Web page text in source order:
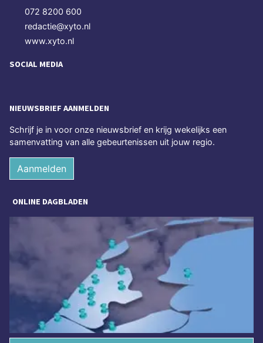
072 8200 600
redactie@xyto.nl
www.xyto.nl
SOCIAL MEDIA
NIEUWSBRIEF AANMELDEN
Schrijf je in voor onze nieuwsbrief en krijg wekelijks een
samenvatting van alle gebeurtenissen uit jouw regio.
Aanmelden
ONLINE DAGBLADEN